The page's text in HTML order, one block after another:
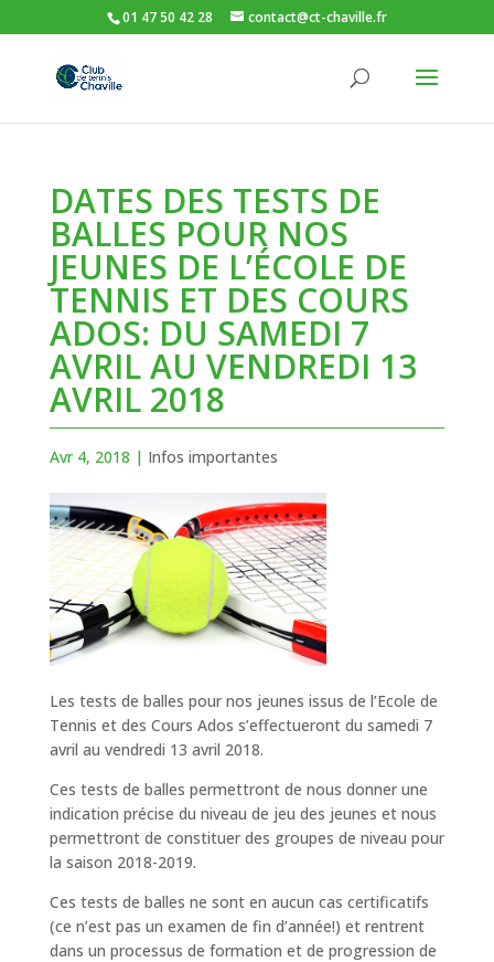
01 47 50 42 28 contact@ct-chaville.fr
DATES DES TESTS DE
BALLES POUR NOS
JEUNES DE L’ÉCOLE DE
TENNIS ET DES COURS
ADOS: DU SAMEDI 7
AVRIL AU VENDREDI 13
AVRIL 2018
Avr 4, 2018 | Infos importantes
Les tests de balles pour nos jeunes issus de l’Ecole de
Tennis et des Cours Ados s’effectueront du samedi 7
avril au vendredi 13 avril 2018.
Ces tests de balles permettront de nous donner une
indication précise du niveau de jeu des jeunes et nous
permettront de constituer des groupes de niveau pour
la saison 2018-2019.
Ces tests de balles ne sont en aucun cas certificatifs
(ce n’est pas un examen de fin d’année!) et rentrent
dans un processus de formation et de progression de